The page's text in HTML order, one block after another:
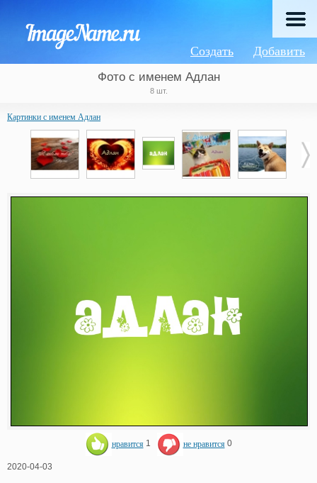
Добавить
Создать
Фото с именем Адлан
8 шт.
Картинки с именем Адлан
нравится 1 не нравится 0
2020-04-03